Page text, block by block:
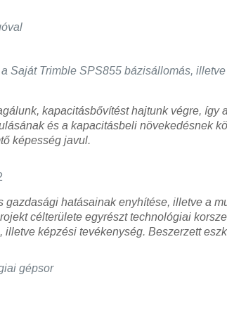
Saját Trimble SPS855 bázisállomás,
kapacitásbővítést hajtunk végre,
és a kapacitásbeli növekedésnek
képesség javul.
gazdasági hatásainak enyhítése, illetve a
célterülete egyrészt technológiai
illetve képzési tevékenység. Beszerzett
gépsor